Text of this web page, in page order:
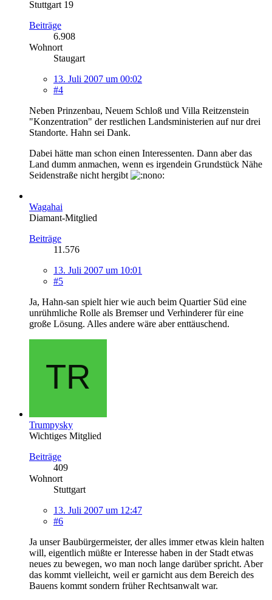
Stuttgart 19
Beiträge
6.908
Wohnort
Staugart
13. Juli 2007 um 00:02
#4
Neben Prinzenbau, Neuem Schloß und Villa Reitzenstein
"Konzentration" der restlichen Landsministerien auf nur drei
Standorte. Hahn sei Dank.
Dabei hätte man schon einen Interessenten. Dann aber das
Land dumm anmachen, wenn es irgendein Grundstück Nähe
Seidenstraße nicht hergibt
Wagahai
Diamant-Mitglied
Beiträge
11.576
13. Juli 2007 um 10:01
#5
Ja, Hahn-san spielt hier wie auch beim Quartier Süd eine
unrühmliche Rolle als Bremser und Verhinderer für eine
große Lösung. Alles andere wäre aber enttäuschend.
Trumpysky
Wichtiges Mitglied
Beiträge
409
Wohnort
Stuttgart
13. Juli 2007 um 12:47
#6
Ja unser Baubürgermeister, der alles immer etwas klein halten
will, eigentlich müßte er Interesse haben in der Stadt etwas
neues zu bewegen, wo man noch lange darüber spricht. Aber
das kommt vielleicht, weil er garnicht aus dem Bereich des
Bauens kommt sondern früher Rechtsanwalt war.